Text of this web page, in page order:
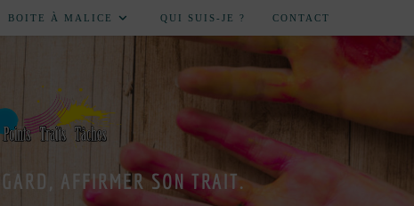
BOITE À MALICE QUI SUIS-JE ? CONTACT
AFFIRMER SON TRAIT.